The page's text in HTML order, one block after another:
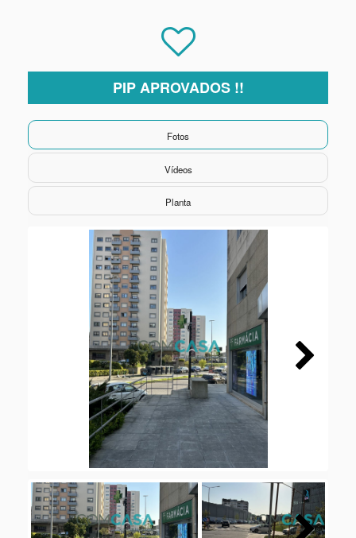
PIP APROVADOS !!
Fotos
Vídeos
Planta